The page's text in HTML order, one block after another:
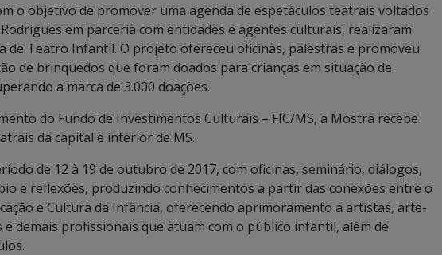
o objetivo de promover uma agenda de espetáculos teatrais voltados
em parceria com entidades e agentes culturais, realizaram
de Teatro Infantil. O projeto ofereceu oficinas, palestras e promoveu
de brinquedos que foram doados para crianças em situação de
a marca de 3.000 doações.
do Fundo de Investimentos Culturais – FIC/MS, a Mostra recebe
da capital e interior de MS.
de 12 à 19 de outubro de 2017, com oficinas, seminário, diálogos,
e reflexões, produzindo conhecimentos a partir das conexões entre o
e Cultura da Infância, oferecendo aprimoramento a artistas, arte-
demais profissionais que atuam com o público infantil, além de